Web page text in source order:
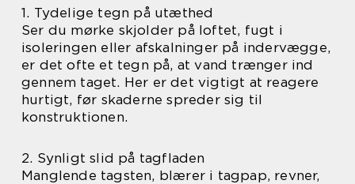
1. Tydelige tegn på utæthed
Ser du mørke skjolder på loftet, fugt i
isoleringen eller afskalninger på indervægge,
er det ofte et tegn på, at vand trænger ind
gennem taget. Her er det vigtigt at reagere
hurtigt, før skaderne spreder sig til
konstruktionen.
2. Synligt slid på tagfladen
Manglende tagsten, blærer i tagpap, revner,